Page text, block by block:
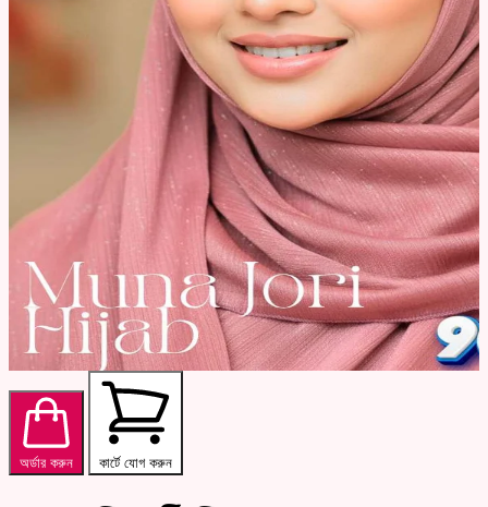
অর্ডার করুন কার্টে যোগ করুন